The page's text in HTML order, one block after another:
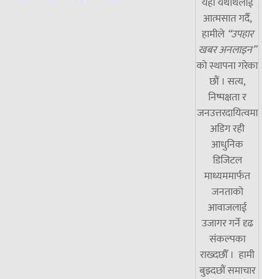
आत्मसात गर्दै,
हामीले “उपहार
खबर अनलाइन”
को स्थापना गरेका
छौं । सत्य,
निष्पक्षता र
जनउत्तरदायित्वमा
अडिग रही
आधुनिक
डिजिटल
माध्यममार्फत
जनताको
आवाजलाई
उजागर गर्ने दृढ
संकल्पका
राख्दछौँ । हामी
बुझ्दछौं समाचार